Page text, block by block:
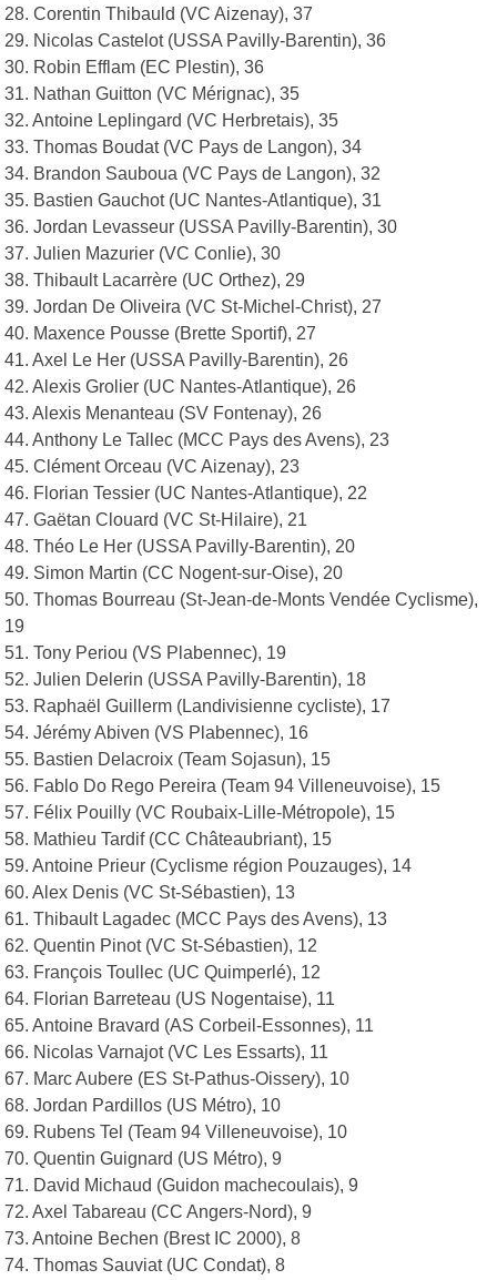
28. Corentin Thibauld (VC Aizenay), 37
29. Nicolas Castelot (USSA Pavilly-Barentin), 36
30. Robin Efflam (EC Plestin), 36
31. Nathan Guitton (VC Mérignac), 35
32. Antoine Leplingard (VC Herbretais), 35
33. Thomas Boudat (VC Pays de Langon), 34
34. Brandon Sauboua (VC Pays de Langon), 32
35. Bastien Gauchot (UC Nantes-Atlantique), 31
36. Jordan Levasseur (USSA Pavilly-Barentin), 30
37. Julien Mazurier (VC Conlie), 30
38. Thibault Lacarrère (UC Orthez), 29
39. Jordan De Oliveira (VC St-Michel-Christ), 27
40. Maxence Pousse (Brette Sportif), 27
41. Axel Le Her (USSA Pavilly-Barentin), 26
42. Alexis Grolier (UC Nantes-Atlantique), 26
43. Alexis Menanteau (SV Fontenay), 26
44. Anthony Le Tallec (MCC Pays des Avens), 23
45. Clément Orceau (VC Aizenay), 23
46. Florian Tessier (UC Nantes-Atlantique), 22
47. Gaëtan Clouard (VC St-Hilaire), 21
48. Théo Le Her (USSA Pavilly-Barentin), 20
49. Simon Martin (CC Nogent-sur-Oise), 20
50. Thomas Bourreau (St-Jean-de-Monts Vendée Cyclisme),
19
51. Tony Periou (VS Plabennec), 19
52. Julien Delerin (USSA Pavilly-Barentin), 18
53. Raphaël Guillerm (Landivisienne cycliste), 17
54. Jérémy Abiven (VS Plabennec), 16
55. Bastien Delacroix (Team Sojasun), 15
56. Fablo Do Rego Pereira (Team 94 Villeneuvoise), 15
57. Félix Pouilly (VC Roubaix-Lille-Métropole), 15
58. Mathieu Tardif (CC Châteaubriant), 15
59. Antoine Prieur (Cyclisme région Pouzauges), 14
60. Alex Denis (VC St-Sébastien), 13
61. Thibault Lagadec (MCC Pays des Avens), 13
62. Quentin Pinot (VC St-Sébastien), 12
63. François Toullec (UC Quimperlé), 12
64. Florian Barreteau (US Nogentaise), 11
65. Antoine Bravard (AS Corbeil-Essonnes), 11
66. Nicolas Varnajot (VC Les Essarts), 11
67. Marc Aubere (ES St-Pathus-Oissery), 10
68. Jordan Pardillos (US Métro), 10
69. Rubens Tel (Team 94 Villeneuvoise), 10
70. Quentin Guignard (US Métro), 9
71. David Michaud (Guidon machecoulais), 9
72. Axel Tabareau (CC Angers-Nord), 9
73. Antoine Bechen (Brest IC 2000), 8
74. Thomas Sauviat (UC Condat), 8